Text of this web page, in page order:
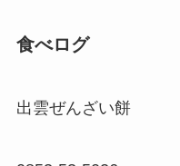
食べログ
出雲ぜんざい餅